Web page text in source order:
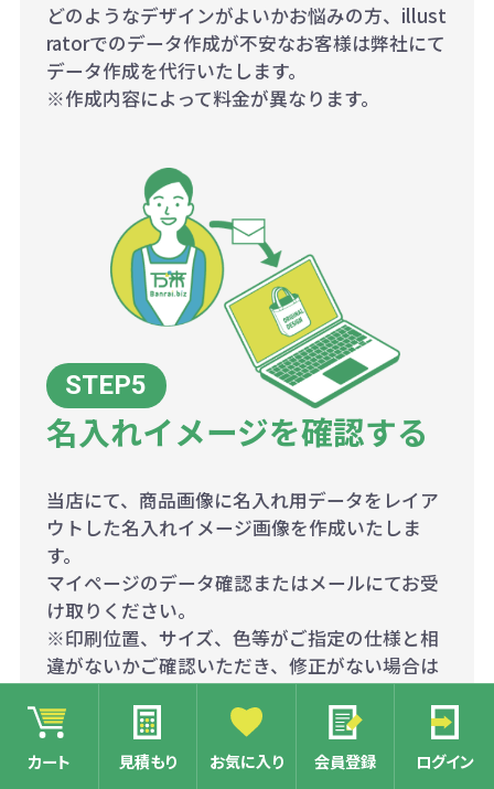
カート 見積もり お気に入り 会員登録 ログイン
どのようなデザインがよいかお悩みの方、illust
ratorでのデータ作成が不安なお客様は弊社にて
データ作成を代行いたします。
※作成内容によって料金が異なります。
名入れイメージを確認する
当店にて、商品画像に名入れ用データをレイア
ウトした名入れイメージ画像を作成いたしま
す。
マイページのデータ確認またはメールにてお受
け取りください。
※印刷位置、サイズ、色等がご指定の仕様と相
違がないかご確認いただき、修正がない場合は
OKのご連絡を、修正が必要な場合は修正点と
合わせてメールにてご返信ください。
※修正有の場合は、再度名入れイメージ画像の
修正をいたします。